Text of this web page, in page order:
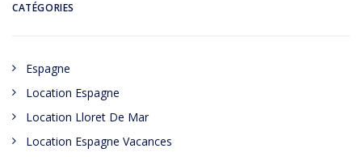
CATÉGORIES
Espagne
Location Espagne
Location Lloret De Mar
Location Espagne Vacances